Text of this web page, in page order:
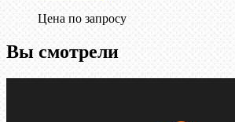
Цена по запросу
Вы смотрели